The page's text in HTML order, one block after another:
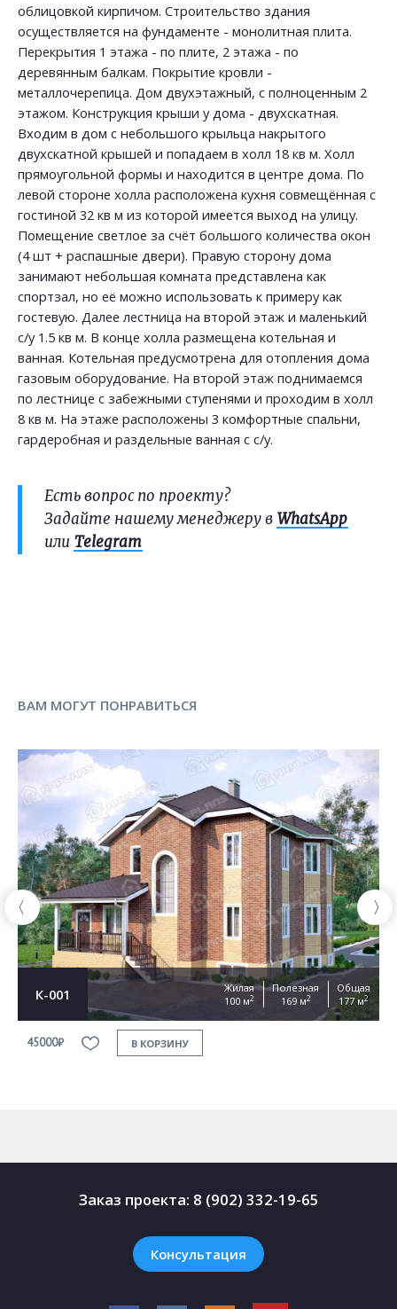
облицовкой кирпичом. Строительство здания
осуществляется на фундаменте - монолитная плита.
Перекрытия 1 этажа - по плите, 2 этажа - по
деревянным балкам. Покрытие кровли -
металлочерепица. Дом двухэтажный, с полноценным 2
этажом. Конструкция крыши у дома - двухскатная.
Входим в дом с небольшого крыльца накрытого
двухскатной крышей и попадаем в холл 18 кв м. Холл
прямоугольной формы и находится в центре дома. По
левой стороне холла расположена кухня совмещённая с
гостиной 32 кв м из которой имеется выход на улицу.
Помещение светлое за счёт большого количества окон
(4 шт + распашные двери). Правую сторону дома
занимают небольшая комната представлена как
спортзал, но её можно использовать к примеру как
гостевую. Далее лестница на второй этаж и маленький
с/у 1.5 кв м. В конце холла размещена котельная и
ванная. Котельная предусмотрена для отопления дома
газовым оборудование. На второй этаж поднимаемся
по лестнице с забежными ступенями и проходим в холл
8 кв м. На этаже расположены 3 комфортные спальни,
гардеробная и раздельные ванная с с/у.
Есть вопрос по проекту?
Задайте нашему менеджеру в WhatsApp
или Telegram
ВАМ МОГУТ ПОНРАВИТЬСЯ
К-001
Жилая
100 м2
Полезная
169 м2
Общая
177 м2
45000₽ В КОРЗИНУ
Заказ проекта: 8 (902) 332-19-65
Консультация